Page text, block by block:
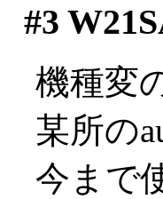
#3
機種変
某所の
今まで